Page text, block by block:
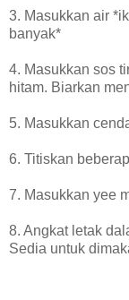
3. Masukkan air
banyak*
4. Masukkan sos
hitam. Biarkan
5. Masukkan
6. Titiskan
7. Masukkan yee
8. Angkat letak
Sedia untuk